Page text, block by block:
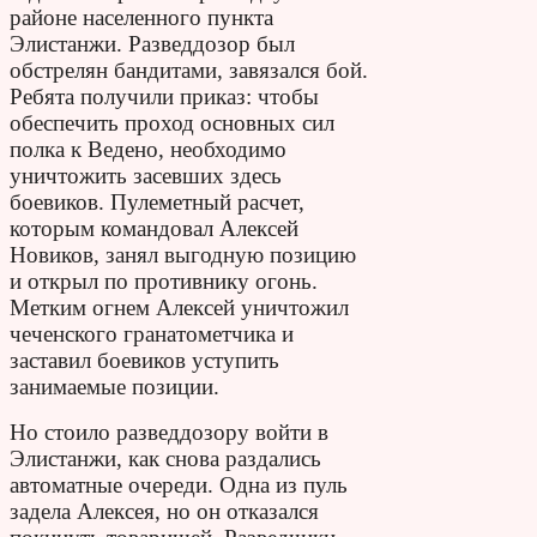
районе населенного пункта
Элистанжи. Разведдозор был
обстрелян бандитами, завязался бой.
Ребята получили приказ: чтобы
обеспечить проход основных сил
полка к Ведено, необходимо
уничтожить засевших здесь
боевиков. Пулеметный расчет,
которым командовал Алексей
Новиков, занял выгодную позицию
и открыл по противнику огонь.
Метким огнем Алексей уничтожил
чеченского гранатометчика и
заставил боевиков уступить
занимаемые позиции.
Но стоило разведдозору войти в
Элистанжи, как снова раздались
автоматные очереди. Одна из пуль
задела Алексея, но он отказался